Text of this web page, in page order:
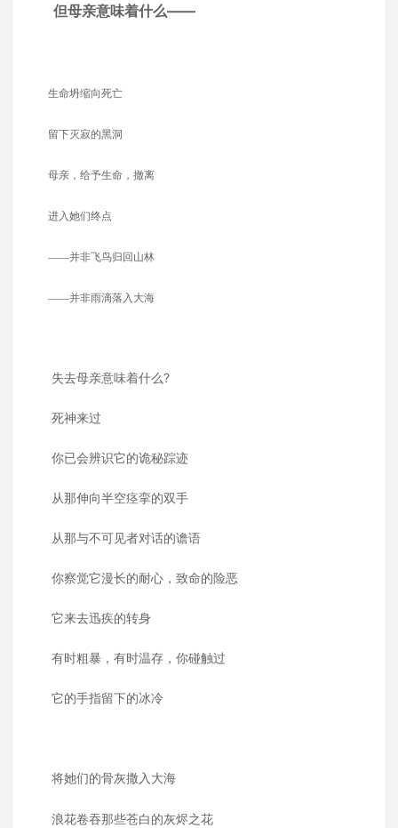
但母亲意味着什么——
生命坍缩向死亡
留下灭寂的黑洞
母亲，给予生命，撤离
进入她们终点
——并非飞鸟归回山林
——并非雨滴落入大海
失去母亲意味着什么?
死神来过
你已会辨识它的诡秘踪迹
从那伸向半空痉挛的双手
从那与不可见者对话的谵语
你察觉它漫长的耐心，致命的险恶
它来去迅疾的转身
有时粗暴，有时温存，你碰触过
它的手指留下的冰冷
将她们的骨灰撒入大海
浪花卷吞那些苍白的灰烬之花